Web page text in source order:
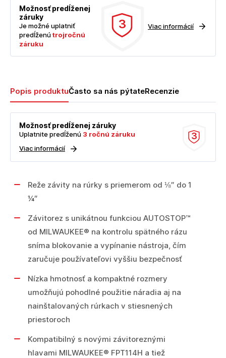
Možnosť predĺženej
záruky
Je možné uplatniť
predĺženútrojročnú
záruku
3 Viac informácií
Popis produktuČasto sa nás pýtateRecenzie
3
Možnosť predĺženej záruky
Uplatnite predĺženú 3 ročnú záruku
Viac informácií
Reže závity na rúrky s priemerom od ⅛″ do 1
¼″
Závitorez s unikátnou funkciou AUTOSTOP™
od MILWAUKEE® na kontrolu spätného rázu
sníma blokovanie a vypínanie nástroja, čím
zaručuje používateľovi vyššiu bezpečnosť
Nízka hmotnosť a kompaktné rozmery
umožňujú pohodlné použitie náradia aj na
nainštalovaných rúrkach v stiesnených
priestoroch
Kompatibilný s novými závitoreznými
hlavami MILWAUKEE® FPT114H a tiež